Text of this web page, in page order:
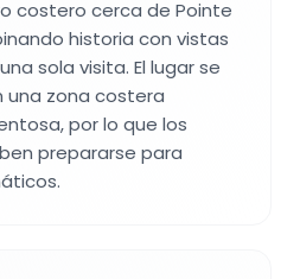
costero cerca de Pointe
historia con vistas
sola visita. El lugar se
una zona costera
por lo que los
prepararse para